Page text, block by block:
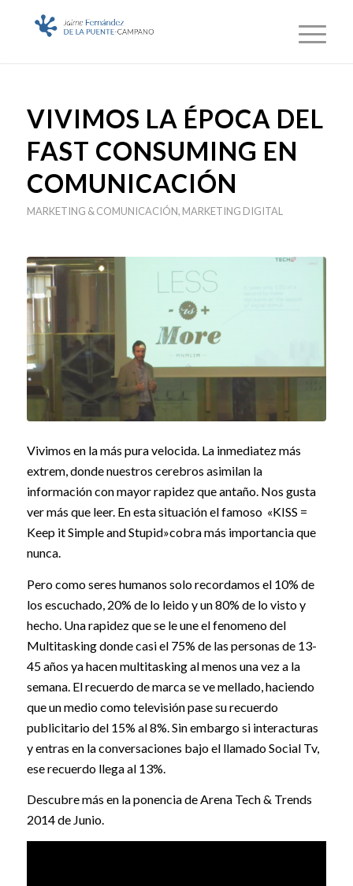
VIVIMOS LA ÉPOCA DEL
FAST CONSUMING EN
COMUNICACIÓN
MARKETING & COMUNICACIÓN, MARKETING DIGITAL
Vivimos en la más pura velocida. La inmediatez más
extrem, donde nuestros cerebros asimilan la
información con mayor rapidez que antaño. Nos gusta
ver más que leer. En esta situación el famoso «KISS =
Keep it Simple and Stupid»cobra más importancia que
nunca.
Pero como seres humanos solo recordamos el 10% de
los escuchado, 20% de lo leido y un 80% de lo visto y
hecho. Una rapidez que se le une el fenomeno del
Multitasking donde casi el 75% de las personas de 13-
45 años ya hacen multitasking al menos una vez a la
semana. El recuerdo de marca se ve mellado, haciendo
que un medio como televisión pase su recuerdo
publicitario del 15% al 8%. Sin embargo si interacturas
y entras en la conversaciones bajo el llamado Social Tv,
ese recuerdo llega al 13%.
Descubre más en la ponencia de Arena Tech & Trends
2014 de Junio.